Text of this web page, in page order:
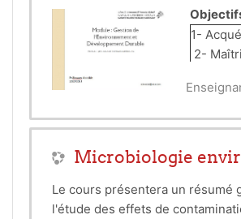
1-
Microbiologie
Le cours présentera un résumé
l'étude des effets de